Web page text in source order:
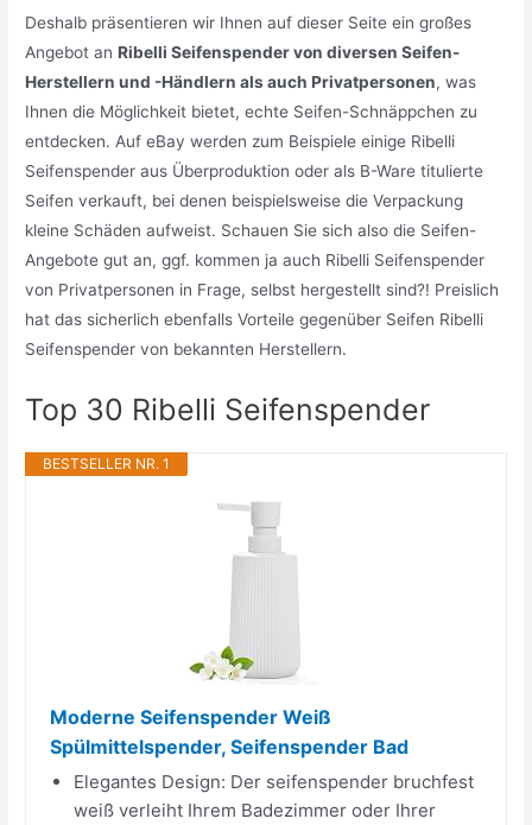
Deshalb präsentieren wir Ihnen auf dieser Seite ein großes
Angebot anRibelli Seifenspender von diversen Seifen-
Herstellern und -Händlern als auch Privatpersonen, was
Ihnen die Möglichkeit bietet, echte Seifen-Schnäppchen zu
entdecken. Auf eBay werden zum Beispiele einige Ribelli
Seifenspender aus Überproduktion oder als B-Ware titulierte
Seifen verkauft, bei denen beispielsweise die Verpackung
kleine Schäden aufweist. Schauen Sie sich also die Seifen-
Angebote gut an, ggf. kommen ja auch Ribelli Seifenspender
von Privatpersonen in Frage, selbst hergestellt sind?! Preislich
hat das sicherlich ebenfalls Vorteile gegenüber Seifen Ribelli
Seifenspender von bekannten Herstellern.
Top 30 Ribelli Seifenspender
BESTSELLER NR. 1
Moderne Seifenspender Weiß
Spülmittelspender, Seifenspender Bad
Elegantes Design: Der seifenspender bruchfest
weiß verleiht Ihrem Badezimmer oder Ihrer